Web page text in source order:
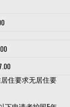
住要求无居住要